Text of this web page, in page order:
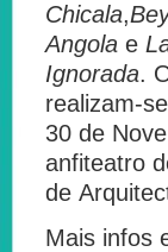
Chicala,
Angola e
Ignorada.
realizam-
30 de
anfiteatro
de
Mais infos